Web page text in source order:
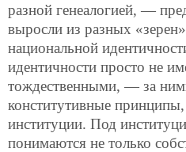
разной генеалогией, —
выросли из разных
национальной
идентичности просто не
тождественными, — за
конститутивные
институции. Под
понимаются не только